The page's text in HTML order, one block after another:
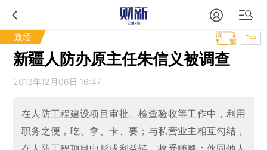
政经 T中
新疆人防办原主任朱信义被调查
2013年12月06日 16:47
在人防工程建设项目审批、检查验收等工作中，利用
职务之便，吃、拿、卡、要；与私营业主相互勾结，